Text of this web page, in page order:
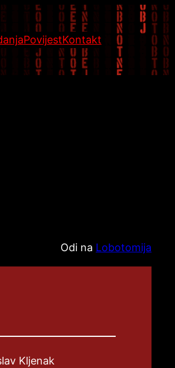
PovijestKontakt
Odi na Lobotomija
Kljenak